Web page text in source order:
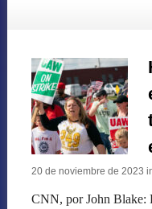
20 de noviembre de 2023
CNN, por John Blake: